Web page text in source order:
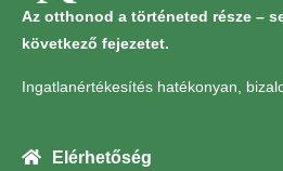
Az otthonod a történeted része –
következő fejezetet.
Ingatlanértékesítés hatékonyan,
Elérhetőség